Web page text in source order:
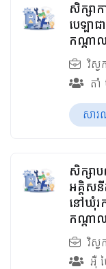
សិក្សាក
បេឡាជ
កណ្តា
វិស្វ
តាំ
សារ
សិក្សា
អគ្គិស
នៅឃុំរក
កណ្ដា
វិស្វ
អ៊ឺ